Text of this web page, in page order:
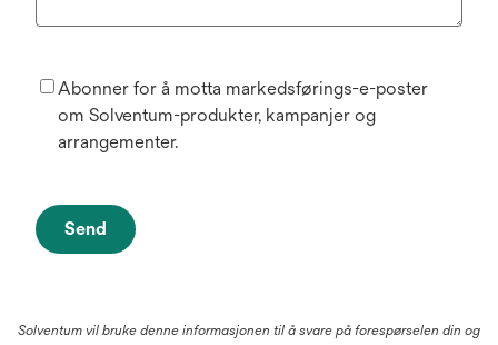
Abonner for å motta markedsførings-e-poster
om Solventum-produkter, kampanjer og
arrangementer.
Send
Solventum vil bruke denne informasjonen til å svare på forespørselen din og